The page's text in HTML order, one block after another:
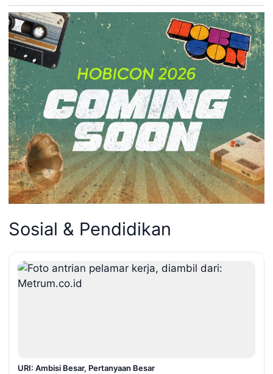
Sosial & Pendidikan
URI: Ambisi Besar, Pertanyaan Besar